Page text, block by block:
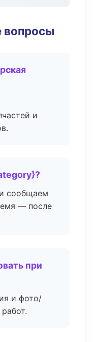
вопросы
и
сообщаем
— после
при
и фото/